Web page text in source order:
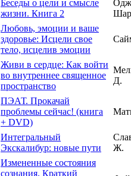
Беседы о цели и смысле
жизни. Книга 2
Любовь, эмоции и ваше
здоровье: Исцели свое
тело, исцелив эмоции
Живи в сердце: Как войти
во внутреннее священное
пространство
Д.
ПЭАТ. Прокачай
проблемы сейчас! (книга
+ DVD)
Интегральный
Экскалибур: новые пути
Ж.
Измененные состояния
сознания. Краткий